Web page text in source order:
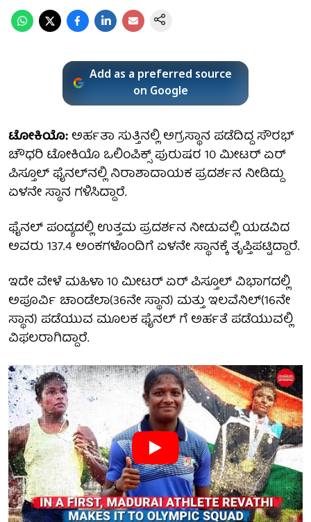
Add as a preferred source
on Google
ಟೋಕಿಯೊ:ಅರ್ಹತಾ ಸುತ್ತಿನಲ್ಲಿ ಅಗ್ರಸ್ಥಾನ ಪಡೆದಿದ್ದ ಸೌರಭ್
ಚೌಧರಿ ಟೋಕಿಯೊ ಒಲಿಂಪಿಕ್ಸ್‌ ಪುರುಷರ 10 ಮೀಟರ್ ಏರ್
ಪಿಸ್ತೂಲ್ ಫೈನಲ್‌ನಲ್ಲಿ ನಿರಾಶಾದಾಯಕ ಪ್ರದರ್ಶನ ನೀಡಿದ್ದು
ಏಳನೇ ಸ್ಥಾನ ಗಳಿಸಿದ್ದಾರೆ.
ಫೈನಲ್ ಪಂದ್ಯದಲ್ಲಿ ಉತ್ತಮ ಪ್ರದರ್ಶನ ನೀಡುವಲ್ಲಿ ಯಡವಿದ
ಅವರು 137.4 ಅಂಕಗಳೊಂದಿಗೆ ಏಳನೇ ಸ್ಥಾನಕ್ಕೆ ತೃಪ್ತಿಪಟ್ಟಿದ್ದಾರೆ.
ಇದೇ ವೇಳೆ ಮಹಿಳಾ 10 ಮೀಟರ್ ಏರ್ ಪಿಸ್ತೂಲ್ ವಿಭಾಗದಲ್ಲಿ
ಅಪೂರ್ವಿ ಚಾಂಡೆಲಾ(36ನೇ ಸ್ಥಾನ) ಮತ್ತು ಇಲವೆನಿಲ್(16ನೇ
ಸ್ಥಾನ) ಪಡೆಯುವ ಮೂಲಕ ಫೈನಲ್ ಗೆ ಅರ್ಹತೆ ಪಡೆಯುವಲ್ಲಿ
ವಿಫಲರಾಗಿದ್ದಾರೆ.